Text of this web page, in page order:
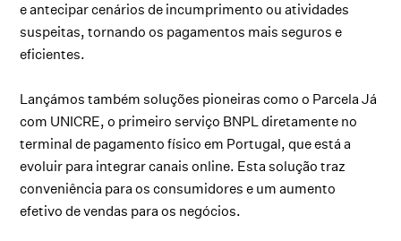
e antecipar cenários de incumprimento ou atividades
suspeitas, tornando os pagamentos mais seguros e
eficientes.
Lançámos também soluções pioneiras como o Parcela Já
com UNICRE, o primeiro serviço BNPL diretamente no
terminal de pagamento físico em Portugal, que está a
evoluir para integrar canais online. Esta solução traz
conveniência para os consumidores e um aumento
efetivo de vendas para os negócios.